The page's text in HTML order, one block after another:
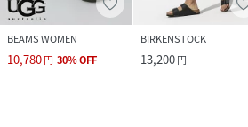
BEAMS WOMEN
10,780円 30%OFF
BIRKENSTOCK
13,200円